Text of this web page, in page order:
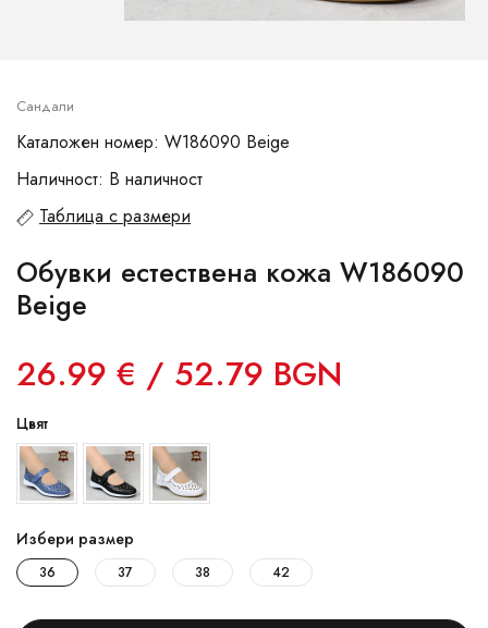
Сандали
Каталожен номер: W186090 Beige
Наличност: В наличност
Таблица с размери
Обувки естествена кожа W186090
Beige
26.99 € / 52.79 BGN
Цвят
Избери размер
36 37 38 42